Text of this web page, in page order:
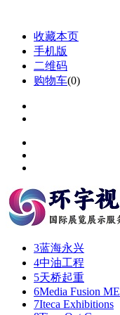
收藏本页
手机版
二维码
购物车(0)
3蓝海永兴
4中油工程
5天桥起重
6Media Fusion ME
7Iteca Exhibitions